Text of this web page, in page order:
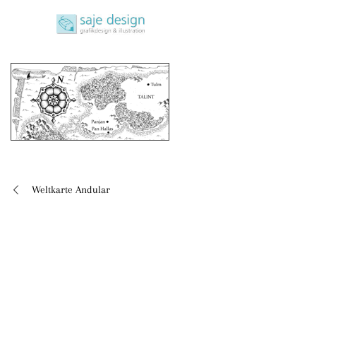
saje design bonn
grafikdesign | buchgestaltung | illustration
Beitragsnavigation
Weltkarte Andular